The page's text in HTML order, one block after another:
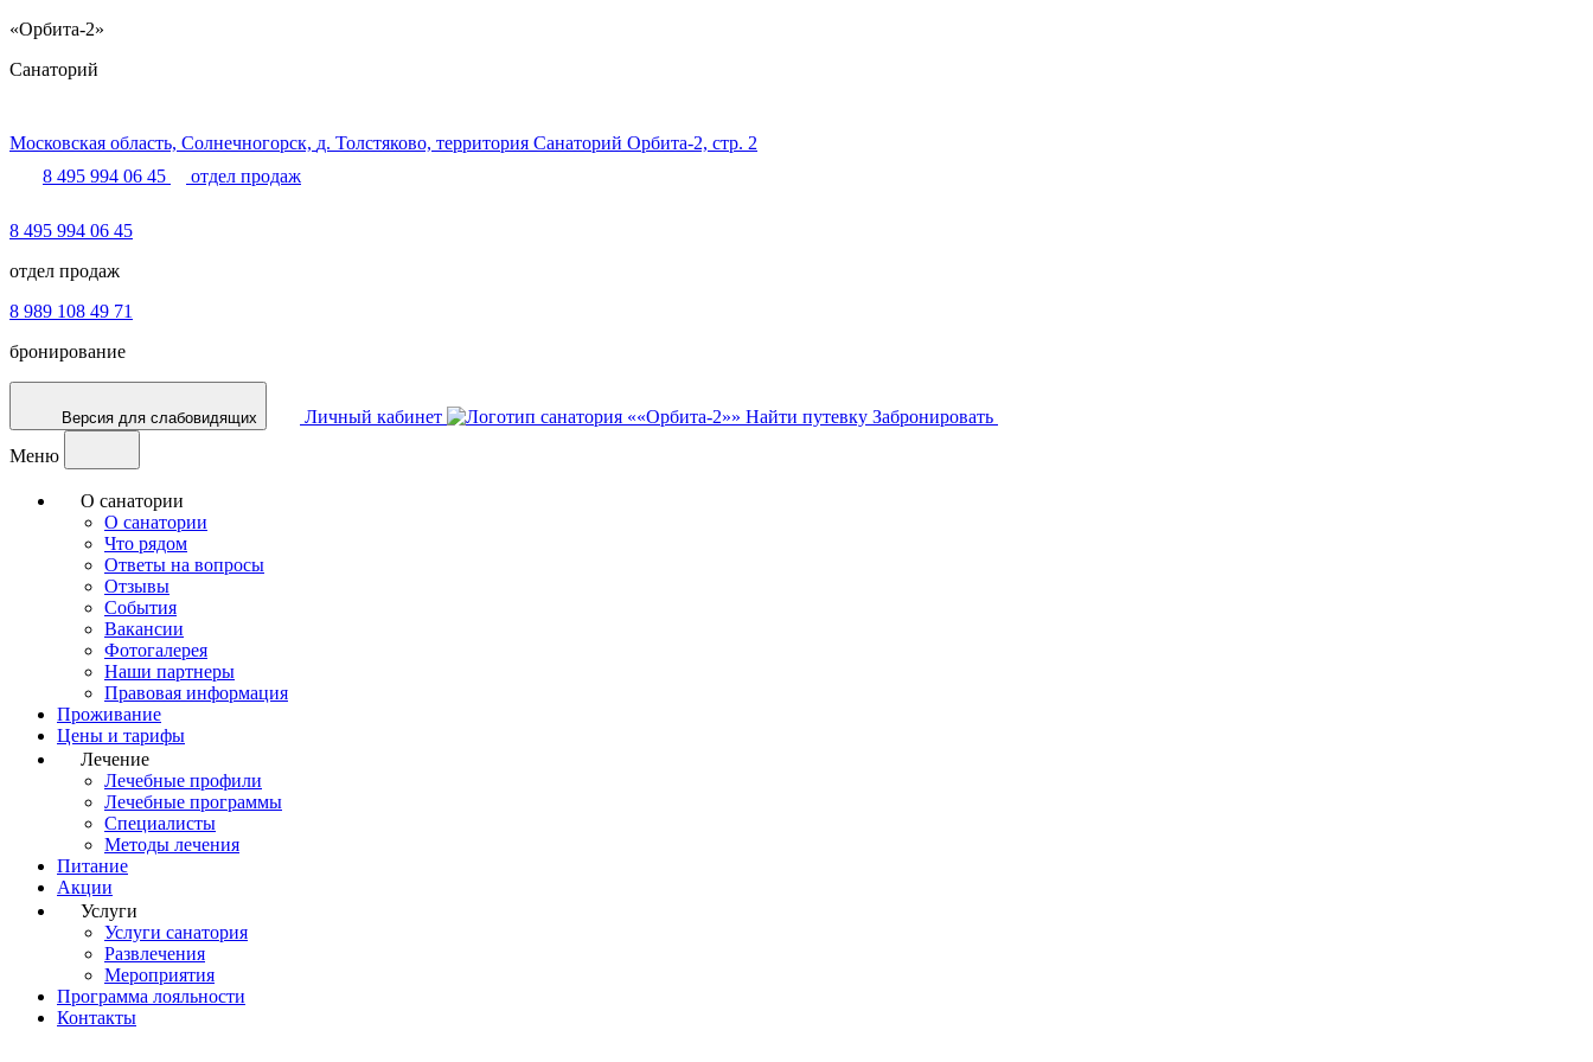
«Орбита-2»
Санаторий
Московская область, Солнечногорск, д. Толстяково, территория Санаторий Орбита-2, стр. 2
8 495 994 06 45
отдел продаж
8 495 994 06 45
отдел продаж
8 989 108 49 71
бронирование
Версия для слабовидящих Личный кабинет Найти путевку Забронировать
Меню
О санатории
О санатории
Что рядом
Ответы на вопросы
Отзывы
События
Вакансии
Фотогалерея
Наши партнеры
Правовая информация
Проживание
Цены и тарифы
Лечение
Лечебные профили
Лечебные программы
Специалисты
Методы лечения
Питание
Акции
Услуги
Услуги санатория
Развлечения
Мероприятия
Программа лояльности
Контакты